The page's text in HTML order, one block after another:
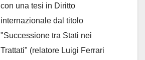
con una tesi in Diritto
internazionale dal titolo
"Successione tra Stati nei
Trattati" (relatore Luigi Ferrari